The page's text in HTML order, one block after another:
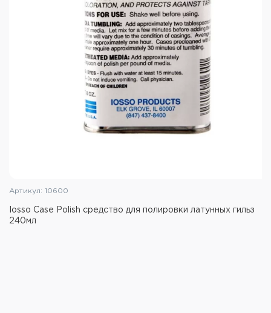
Артикул: 10600
Iosso Case Polish средство для полировки латунных гильз
240мл